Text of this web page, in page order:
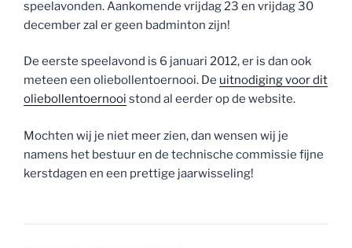
speelavonden. Aankomende vrijdag 23 en vrijdag 30
december zal er geen badminton zijn!
De eerste speelavond is 6 januari 2012, er is dan ook
meteen een oliebollentoernooi. De uitnodiging voor dit
oliebollentoernooi stond al eerder op de website.
Mochten wij je niet meer zien, dan wensen wij je
namens het bestuur en de technische commissie fijne
kerstdagen en een prettige jaarwisseling!